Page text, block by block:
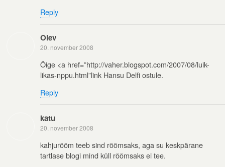
Reply
Olev
20. november 2008
Õige <a href=”http://vaher.blogspot.com/2007/08/luik-
likas-nppu.html”link Hansu Delfi ostule.
Reply
katu
20. november 2008
kahjurõõm teeb sind rõõmsaks, aga su keskpärane
tartlase blogi mind küll rõõmsaks ei tee.